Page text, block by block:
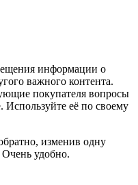
информации о
важного контента.
покупателя вопросы
Используйте её по своему
изменив одну
Очень удобно.